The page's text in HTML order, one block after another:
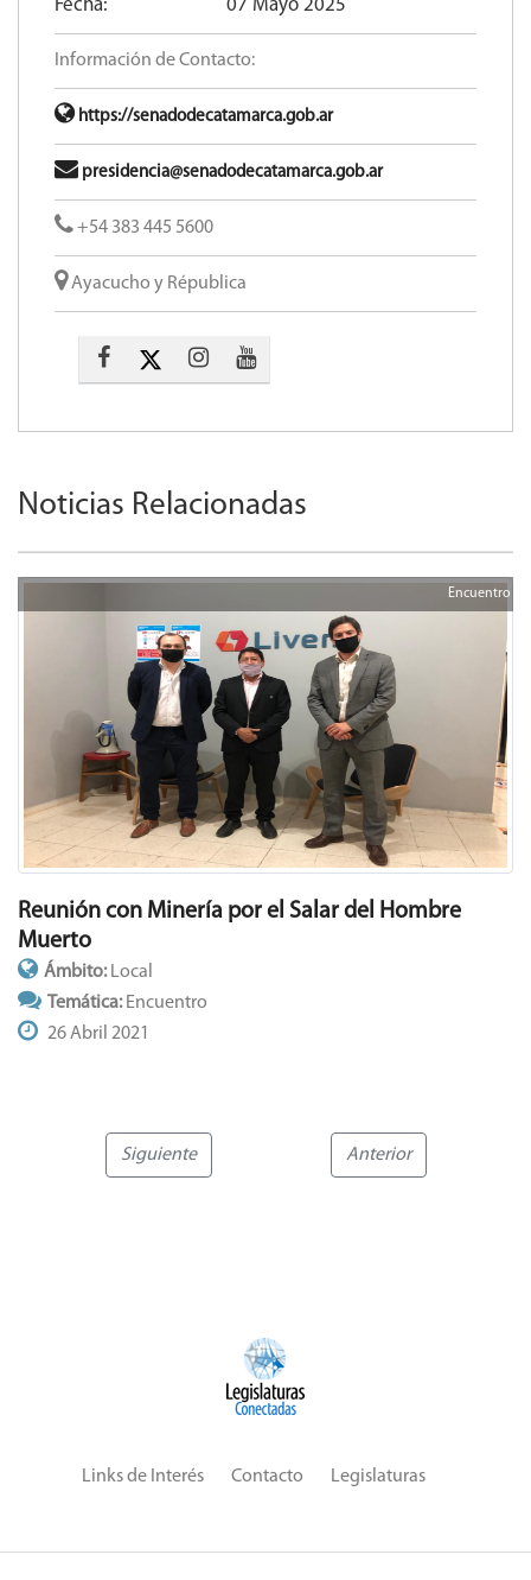
Fecha: 07 Mayo 2025
Información de Contacto:
https://senadodecatamarca.gob.ar
presidencia@senadodecatamarca.gob.ar
+54 383 445 5600​
Ayacucho y Républica
Noticias Relacionadas
Encuentro
Reunión con Minería por el Salar del Hombre
Muerto
Ámbito:Local
Temática:Encuentro
26 Abril 2021
Siguiente Anterior
Links de Interés Contacto Legislaturas